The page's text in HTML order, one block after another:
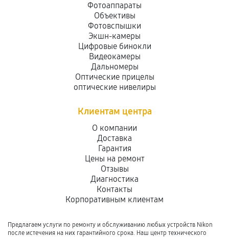
Фотоаппараты
Объективы
Фотовспышки
Экшн-камеры
Цифровые бинокли
Видеокамеры
Дальномеры
Оптические прицелы
оптические нивелиры
Клиентам центра
О компании
Доставка
Гарантия
Цены на ремонт
Отзывы
Диагностика
Контакты
Корпоративным клиентам
Предлагаем услуги по ремонту и обслуживанию любых устройств Nikon
после истечения на них гарантийного срока. Наш центр технического